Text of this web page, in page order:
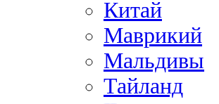
Китай
Маврикий
Мальдивы
Тайланд